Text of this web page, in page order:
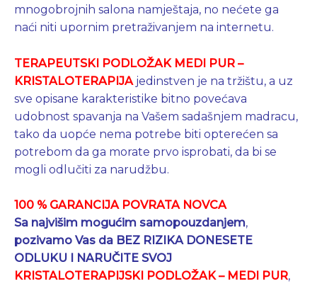
mnogobrojnih salona namještaja, no nećete ga
naći niti upornim pretraživanjem na internetu.
TERAPEUTSKI PODLOŽAK MEDI PUR –
KRISTALOTERAPIJA jedinstven je na tržištu, a uz
sve opisane karakteristike bitno povećava
udobnost spavanja na Vašem sadašnjem madracu,
tako da uopće nema potrebe biti opterećen sa
potrebom da ga morate prvo isprobati, da bi se
mogli odlučiti za narudžbu.
100 % GARANCIJA POVRATA NOVCA
Sa najvišim mogućim samopouzdanjem,
pozivamo Vas da BEZ RIZIKA DONESETE
ODLUKU I NARUČITE SVOJ
KRISTALOTERAPIJSKI PODLOŽAK – MEDI PUR,